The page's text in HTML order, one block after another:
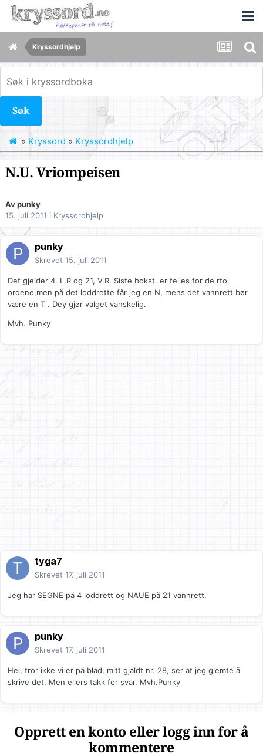
Kryssordhjelp
Søk
» Kryssord » Kryssordhjelp
N.U. Vriompeisen
Avpunky
15. juli 2011 i Kryssordhjelp
punky
Skrevet 15. juli 2011
Det gjelder 4. L.R og 21, V.R. Siste bokst. er felles for de rto
ordene,men på det loddrette får jeg en N, mens det vannrett bør
være en T . Dey gjør valget vanskelig.
Mvh. Punky
tyga7
Skrevet 17. juli 2011
Jeg har SEGNE på 4 loddrett og NAUE på 21 vannrett.
punky
Skrevet 17. juli 2011
Hei, tror ikke vi er på blad, mitt gjaldt nr. 28, ser at jeg glemte å
skrive det. Men ellers takk for svar. Mvh.Punky
Opprett en konto eller logg inn for å
kommentere